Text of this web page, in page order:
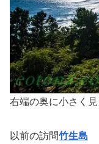
右端の奥に小さく見
以前の訪問竹生島